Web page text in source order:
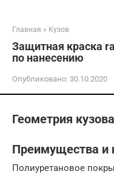
Главная » Кузов
Защитная краска
по нанесению
Опубликовано: 30.10.2020
Геометрия
Преимущества и
Полиуретановое